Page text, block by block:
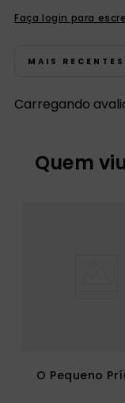
Faça login para
MAIS RECENTES
Carregando
Quem
O Pequeno